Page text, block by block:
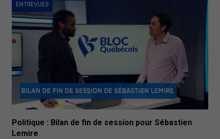
ENTREVUES
Politique : Bilan de fin de session pour Sébastien
Lemire